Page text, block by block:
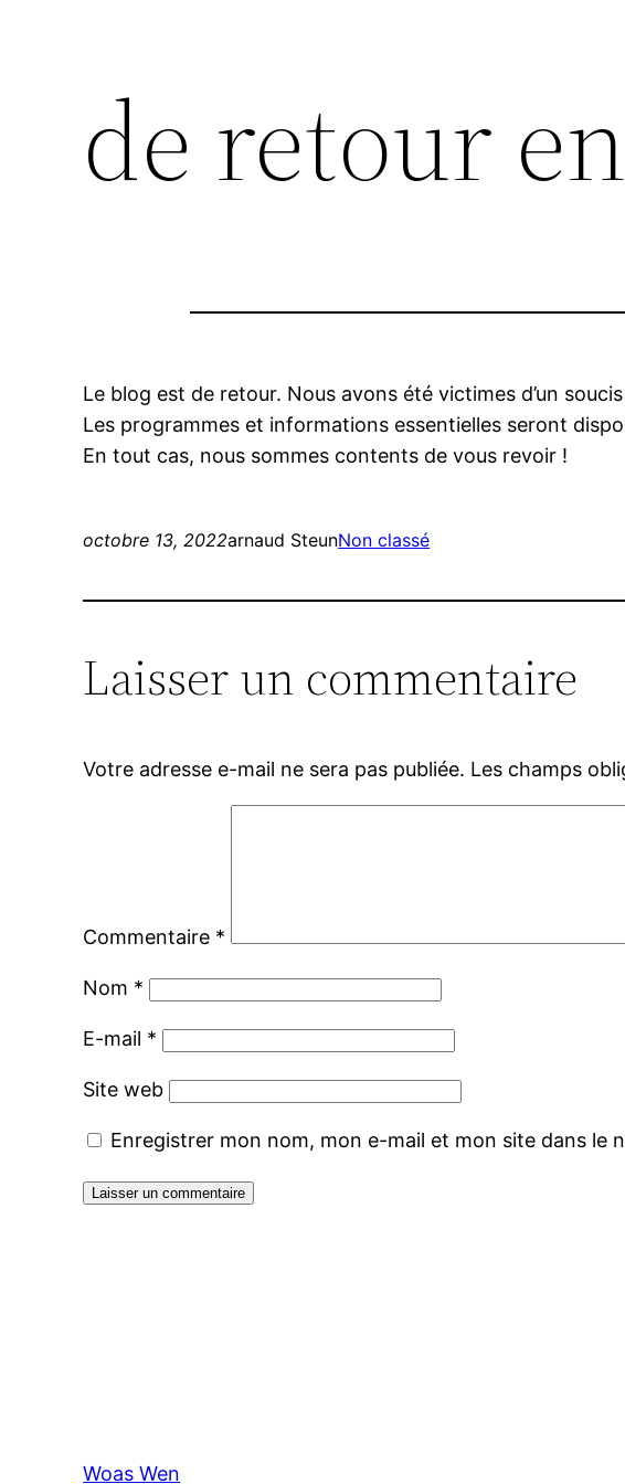
de retour
Le blog est de retour. Nous avons été victimes d’un
Les programmes et informations essentielles seront
En tout cas, nous sommes contents de vous revoir !
octobre 13, 2022arnaud SteunNon classé
Laisser un commentaire
Votre adresse e-mail ne sera pas publiée. Les champs
Commentaire *
Nom *
E-mail *
Site web
Enregistrer mon nom, mon e-mail et mon site dans le
Woas Wen